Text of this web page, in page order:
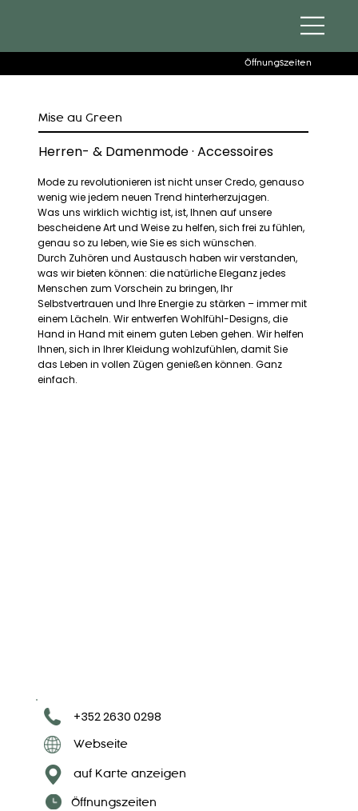
Öffnungszeiten
Mise au Green
Herren- & Damenmode · Accessoires
Mode zu revolutionieren ist nicht unser Credo, genauso
wenig wie jedem neuen Trend hinterherzujagen.
Was uns wirklich wichtig ist, ist, Ihnen auf unsere
bescheidene Art und Weise zu helfen, sich frei zu fühlen,
genau so zu leben, wie Sie es sich wünschen.
Durch Zuhören und Austausch haben wir verstanden,
was wir bieten können: die natürliche Eleganz jedes
Menschen zum Vorschein zu bringen, Ihr
Selbstvertrauen und Ihre Energie zu stärken – immer mit
einem Lächeln. Wir entwerfen Wohlfühl-Designs, die
Hand in Hand mit einem guten Leben gehen. Wir helfen
Ihnen, sich in Ihrer Kleidung wohlzufühlen, damit Sie
das Leben in vollen Zügen genießen können. Ganz
einfach.
+352 2630 0298
Webseite
auf Karte anzeigen
Öffnungszeiten